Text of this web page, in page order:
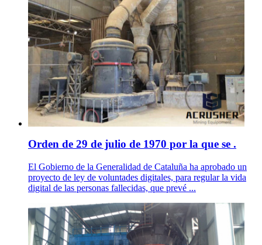
Orden de 29 de julio de 1970 por la que se .
El Gobierno de la Generalidad de Cataluña ha aprobado un
proyecto de ley de voluntades digitales, para regular la vida
digital de las personas fallecidas, que prevé ...